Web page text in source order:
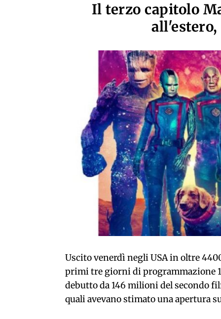
Il terzo capitolo
Uscito venerdì negli USA in oltre
primi tre giorni di programmazione
debutto da 146 milioni del secondo
quali avevano stimato una apertura